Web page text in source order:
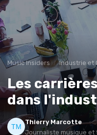
Music Insiders Industrie et
Les
dans
Thierry Marcotte
Journaliste musique et